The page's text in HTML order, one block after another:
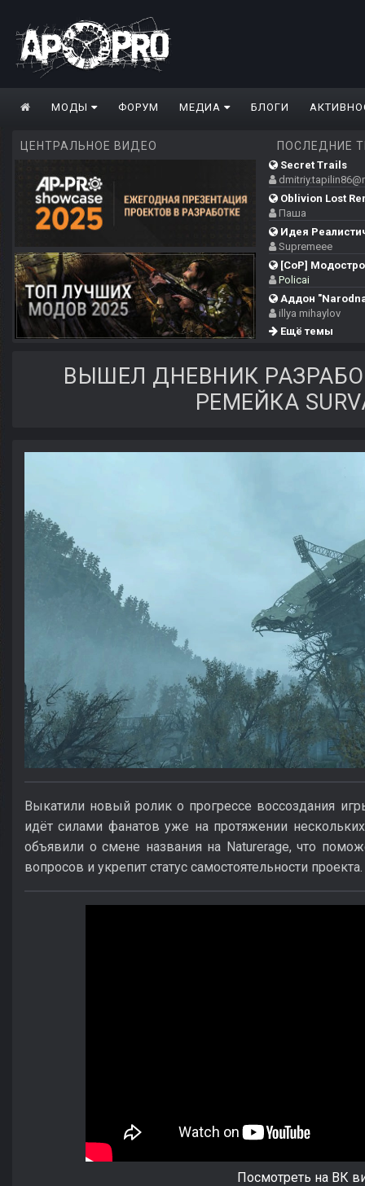
МОДЫ ФОРУМ МЕДИА БЛОГИ
ЦЕНТРАЛЬНОЕ ВИДЕО ПОСЛЕДНИЕ
Secret Trails
Oblivion Lost
Паша
Идея
Supremeee
[CoP]
Policai
Аддон
illya mihaylov
Ещё темы
ВЫШЕЛ ДНЕВНИК
РЕМЕЙКА
Выкатили новый ролик о прогрессе воссоздания
идёт силами фанатов уже на протяжении
объявили о смене названия на Naturerage, что
вопросов и укрепит статус самостоятельности проекта.
Посмотреть на ВК